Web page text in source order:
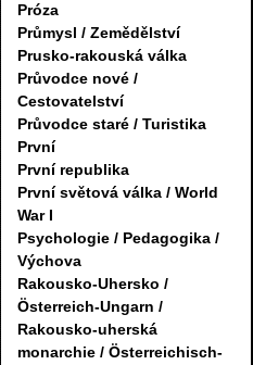
Próza
Průmysl / Zemědělství
Prusko-rakouská válka
Průvodce nové /
Cestovatelství
Průvodce staré / Turistika
První
První republika
První světová válka / World
War I
Psychologie / Pedagogika /
Výchova
Rakousko-Uhersko /
Österreich-Ungarn /
Rakousko-uherská
monarchie / Österreichisch-